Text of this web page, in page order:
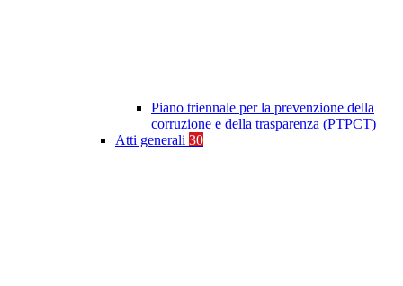
Piano triennale per la prevenzione della
corruzione e della trasparenza (PTPCT)
Atti generali 30